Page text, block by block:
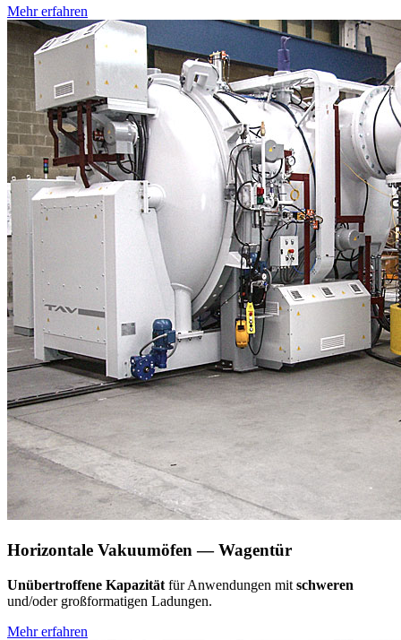
Mehr erfahren
Horizontale Vakuumöfen — Wagentür
Unübertroffene Kapazität für Anwendungen mit schweren
und/oder großformatigen Ladungen.
Mehr erfahren